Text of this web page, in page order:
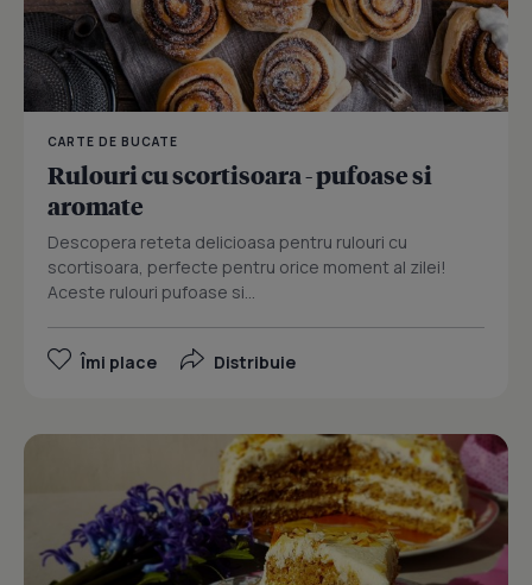
CARTE DE BUCATE
Rulouri cu scortisoara - pufoase si
aromate
Descopera reteta delicioasa pentru rulouri cu
scortisoara, perfecte pentru orice moment al zilei!
Aceste rulouri pufoase si...
Îmi place Distribuie